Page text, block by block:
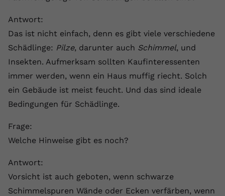
Antwort:
Das ist nicht einfach, denn es gibt viele verschiedene
Schädlinge: Pilze, darunter auch Schimmel, und
Insekten. Aufmerksam sollten Kaufinteressenten
immer werden, wenn ein Haus muffig riecht. Solch
ein Gebäude ist meist feucht. Und das sind ideale
Bedingungen für Schädlinge.
Frage:
Welche Hinweise gibt es noch?
Antwort:
Vorsicht ist auch geboten, wenn schwarze
Schimmelspuren Wände oder Ecken verfärben, wenn
Laufzeit 1 Jahr
Zweck
Einstellungen. Unter anderem eine
zufällig generierte ID, für die
historische Speicherung Ihrer
Webseiten-Betreiber dies eingestellt
hat.
Name
Anbieter VPB.de
Laufzeit
Dieses Cookie wird verwendet, um die
Website zu erfassen.
Laufzeit 90 Tage
Zweck
Conversion-Tracking verwendet, um
Werbeklicks der Nutzung auf unserer
Website zuzuordnen.
Cookie-Informationen anzeigen
Externe Inhalte
Wir verwenden auf unserer Website externe Inhalte,
um Ihnen zusätzliche Informationen anzubieten.
Name vuid
Zweck
Vimeo installiert dieses Cookie, um
Einbetten von Videos auf der Website
Cookie-Informationen anzeigen